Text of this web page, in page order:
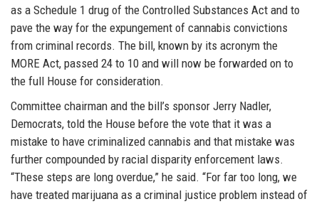
as a Schedule 1 drug of the Controlled Substances Act and to
pave the way for the expungement of cannabis convictions
from criminal records. The bill, known by its acronym the
MORE Act, passed 24 to 10 and will now be forwarded on to
the full House for consideration.
Committee chairman and the bill’s sponsor Jerry Nadler,
Democrats, told the House before the vote that it was a
mistake to have criminalized cannabis and that mistake was
further compounded by racial disparity enforcement laws.
“These steps are long overdue,” he said. “For far too long, we
have treated marijuana as a criminal justice problem instead of